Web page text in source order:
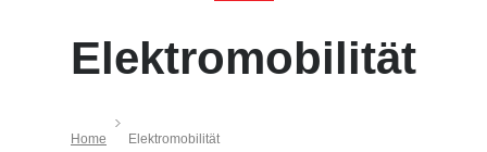
Elektromobilität
Home Elektromobilität